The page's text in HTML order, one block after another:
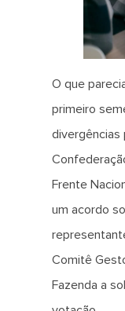
O que
primeiro
divergências
Frente
um acordo
Comitê
Fazenda a